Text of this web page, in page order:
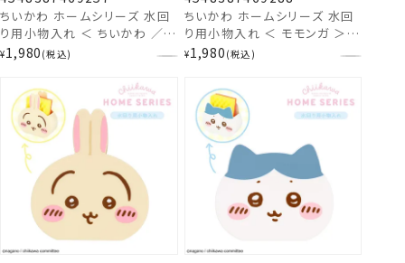
ちいかわ ホームシリーズ 水回
り用小物入れ ＜ ちいかわ ／
ハチワレ ／ うさぎ / モモンガ
¥1,980 税込
ちいかわ ホームシリーズ 水回
り用小物入れ ＜ モモンガ ＞
CW46928 chiikawa
¥1,980 税込